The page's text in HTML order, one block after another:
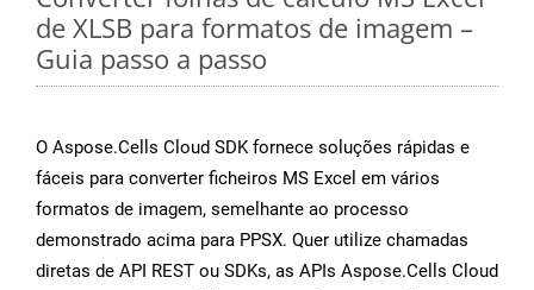
de XLSB para formatos de imagem –
Guia passo a passo
O Aspose.Cells Cloud SDK fornece soluções rápidas e
fáceis para converter ficheiros MS Excel em vários
formatos de imagem, semelhante ao processo
demonstrado acima para PPSX. Quer utilize chamadas
diretas de API REST ou SDKs, as APIs Aspose.Cells Cloud